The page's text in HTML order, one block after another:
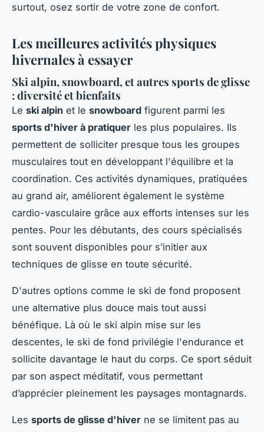
surtout, osez sortir de votre zone de confort.
Les meilleures activités physiques
hivernales à essayer
Ski alpin, snowboard, et autres sports de glisse
: diversité et bienfaits
Le ski alpin et le snowboard figurent parmi les
sports d'hiver à pratiquer les plus populaires. Ils
permettent de solliciter presque tous les groupes
musculaires tout en développant l'équilibre et la
coordination. Ces activités dynamiques, pratiquées
au grand air, améliorent également le système
cardio-vasculaire grâce aux efforts intenses sur les
pentes. Pour les débutants, des cours spécialisés
sont souvent disponibles pour s’initier aux
techniques de glisse en toute sécurité.
D'autres options comme le ski de fond proposent
une alternative plus douce mais tout aussi
bénéfique. Là où le ski alpin mise sur les
descentes, le ski de fond privilégie l'endurance et
sollicite davantage le haut du corps. Ce sport séduit
par son aspect méditatif, vous permettant
d’apprécier pleinement les paysages montagnards.
Les sports de glisse d'hiver ne se limitent pas au